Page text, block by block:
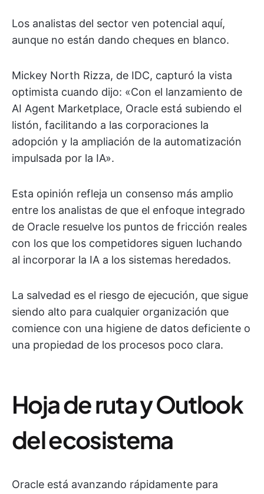
Los analistas del sector ven potencial aquí,
aunque no están dando cheques en blanco.
Mickey North Rizza, de IDC, capturó la vista
optimista cuando dijo: «Con el lanzamiento de
AI Agent Marketplace, Oracle está subiendo el
listón, facilitando a las corporaciones la
adopción y la ampliación de la automatización
impulsada por la IA».
Esta opinión refleja un consenso más amplio
entre los analistas de que el enfoque integrado
de Oracle resuelve los puntos de fricción reales
con los que los competidores siguen luchando
al incorporar la IA a los sistemas heredados.
La salvedad es el riesgo de ejecución, que sigue
siendo alto para cualquier organización que
comience con una higiene de datos deficiente o
una propiedad de los procesos poco clara.
Hoja de ruta y Outlook
del ecosistema
Oracle está avanzando rápidamente para